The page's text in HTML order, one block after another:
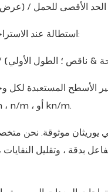
الأقصى للحمل / (عرض
استطالة عند الاستراحة: محسوبة على أنها:
الأسطح المستعبدة لكل
التعبير عنه في n/cm ، n/m ، أو kn/m.
يوريثان موثوقة. نحن